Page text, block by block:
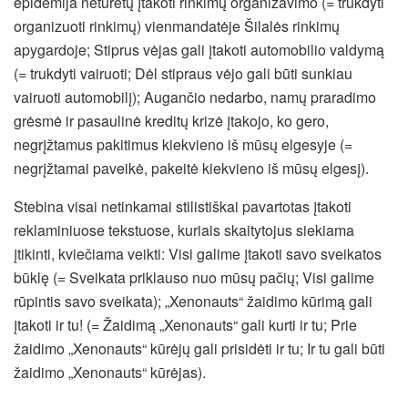
organizuoti rinkimų) vienmandatėje Šilalės rinkimų
apygardoje; Stiprus vėjas gali įtakoti automobilio valdymą
(= trukdyti vairuoti; Dėl stipraus vėjo gali būti sunkiau
vairuoti automobilį); Augančio nedarbo, namų praradimo
grėsmė ir pasaulinė kreditų krizė įtakojo, ko gero,
negrįžtamus pakitimus kiekvieno iš mūsų elgesyje (=
negrįžtamai paveikė, pakeitė kiekvieno iš mūsų elgesį).
Stebina visai netinkamai stilistiškai pavartotas įtakoti
reklaminiuose tekstuose, kuriais skaitytojus siekiama
įtikinti, kviečiama veikti: Visi galime įtakoti savo sveikatos
būklę (= Sveikata priklauso nuo mūsų pačių; Visi galime
rūpintis savo sveikata); „Xenonauts“ žaidimo kūrimą gali
įtakoti ir tu! (= Žaidimą „Xenonauts“ gali kurti ir tu; Prie
žaidimo „Xenonauts“ kūrėjų gali prisidėti ir tu; Ir tu gali būti
žaidimo „Xenonauts“ kūrėjas).